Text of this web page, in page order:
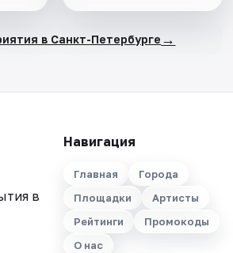
в Санкт-Петербурге →
в
Навигация
Главная
Города
Площадки
Артисты
Рейтинги
Промокоды
О нас